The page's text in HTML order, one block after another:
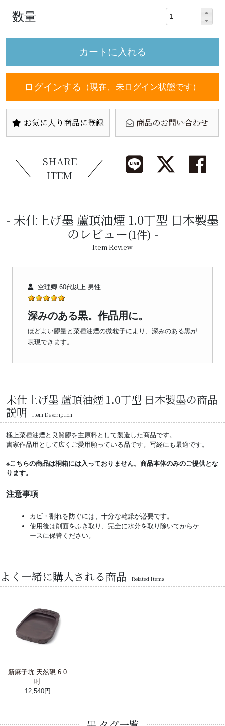
数量
ログインする （現在、未ログイン状態です）
お気に入り商品に登録 商品のお問い合わせ
SHARE
ITEM
未仕上げ墨 蘆頂油煙 1.0丁型 日本製墨
のレビュー(1件)
Item Review
空理卿 60代以上 男性
深みのある黒。作品用に。
ほどよい膠量と菜種油煙の微粒子により、深みのある黒が
表現できます。
未仕上げ墨 蘆頂油煙 1.0丁型 日本製墨の商品
説明
Item Description
極上菜種油煙と良質膠を主原料として製造した商品です。
書家作品用として広くご愛用願っている品です。写経にも最適です。
※こちらの商品は桐箱には入っておりません。商品本体のみのご提供とな
ります。
注意事項
カビ・割れを防ぐには、十分な乾燥が必要です。
使用後は削面をふき取り、完全に水分を取り除いてからケ
ースに保管ください。
よく一緒に購入される商品 Related Items
新麻子坑 天然硯 6.0
吋
12,540円